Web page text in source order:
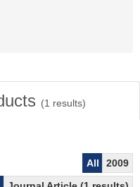
(1 results)
All
2009